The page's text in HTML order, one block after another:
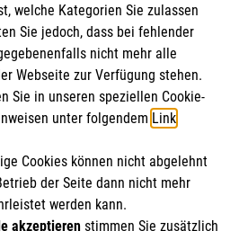
Hilfsdienst e.V.
1PA7
welche Kategorien Sie zulassen
Sie jedoch, dass bei fehlender
nicht mehr alle
Webseite zur Verfügung stehen.
Sie in unseren speziellen Cookie-
unter folgendem Link.
Cookies können nicht abgelehnt
der Seite dann nicht mehr
werden kann.
akzeptierenstimmen Sie zusätzlich